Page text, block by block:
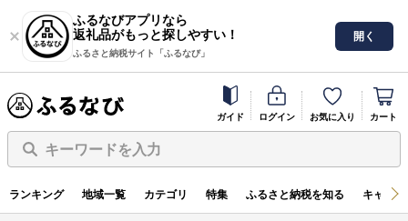
ふるなびアプリなら
返礼品がもっと探しやすい！
ふるさと納税サイト「ふるなび」
開く
ガイド ログイン お気に入り カート
キーワードを入力
ランキング 地域一覧 カテゴリ 特集 ふるさと納税を知る キャン